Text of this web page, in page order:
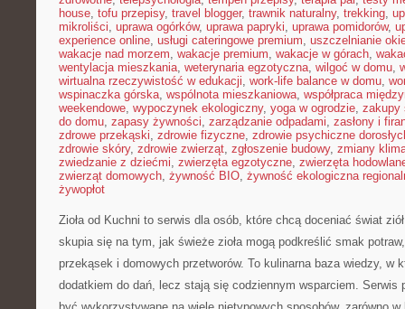
house, tofu przepisy, travel blogger, trawnik naturalny, trekking,
mikroliści, uprawa ogórków, uprawa papryki, uprawa pomidorów,
experience online, usługi cateringowe premium, uszczelnianie
wakacje nad morzem, wakacje premium, wakacje w górach,
wentylacja mieszkania, weterynaria egzotyczna, wilgoć w domu,
wirtualna rzeczywistość w edukacji, work-life balance w domu,
wspinaczka górska, wspólnota mieszkaniowa, współpraca
weekendowe, wypoczynek ekologiczny, yoga w ogrodzie, zakupy
do domu, zapasy żywności, zarządzanie odpadami, zasłony i
zdrowe przekąski, zdrowie fizyczne, zdrowie psychiczne
zdrowie skóry, zdrowie zwierząt, zgłoszenie budowy, zmiany
zwiedzanie z dziećmi, zwierzęta egzotyczne, zwierzęta
zwierząt domowych, żywność BIO, żywność ekologiczna
żywopłot
Zioła od Kuchni to serwis dla osób, które chcą doceniać świat
skupia się na tym, jak świeże zioła mogą podkreślić smak
przekąsek i domowych przetworów. To kulinarna baza wiedzy, w
dodatkiem do dań, lecz stają się codziennym wsparciem. Serwis